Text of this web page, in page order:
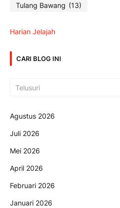
Tulang Bawang (13)
Harian Jelajah
CARI BLOG INI
Agustus 2026
Juli 2026
Mei 2026
April 2026
Februari 2026
Januari 2026